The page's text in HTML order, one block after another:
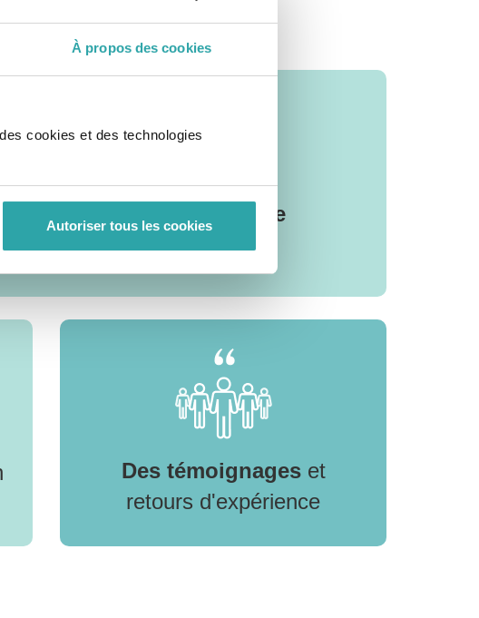
À propos des cookies
cookies et des technologies
Autoriser tous les cookies gratuite
et facile d'accès
Des témoignageset
retours d'expérience